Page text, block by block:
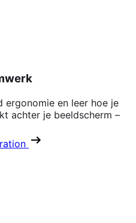
ergonomie en leer hoe je
achter je beeldscherm –